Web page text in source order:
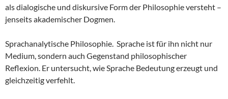
als dialogische und diskursive Form der Philosophie versteht –
jenseits akademischer Dogmen.
Sprachanalytische Philosophie. Sprache ist für ihn nicht nur
Medium, sondern auch Gegenstand philosophischer
Reflexion. Er untersucht, wie Sprache Bedeutung erzeugt und
gleichzeitig verfehlt.